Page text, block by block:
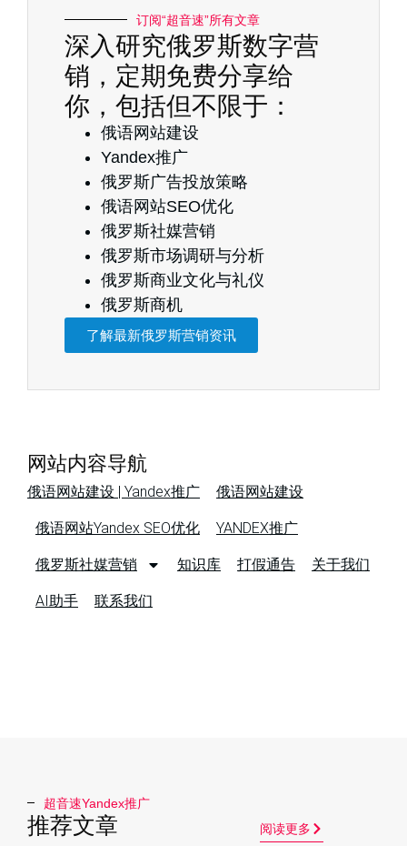
订阅“超音速”所有文章
深入研究俄罗斯数字营
销，定期免费分享给
你，包括但不限于：
俄语网站建设
Yandex推广
俄罗斯广告投放策略
俄语网站SEO优化
俄罗斯社媒营销
俄罗斯市场调研与分析
俄罗斯商业文化与礼仪
俄罗斯商机
了解最新俄罗斯营销资讯
网站内容导航
俄语网站建设 | Yandex推广 俄语网站建设
俄语网站Yandex SEO优化 YANDEX推广
俄罗斯社媒营销 知识库 打假通告 关于我们
AI助手 联系我们
超音速Yandex推广​
推荐文章 阅读更多